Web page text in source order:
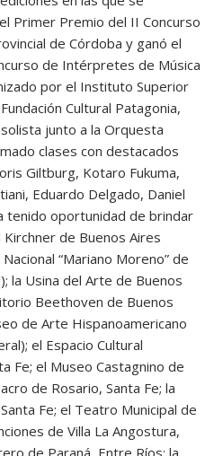
Primer Premio del II Concurso
de Córdoba y ganó el
de Intérpretes de Música
por el Instituto Superior
Cultural Patagonia,
junto a la Orquesta
clases con destacados
Giltburg, Kotaro Fukuma,
Eduardo Delgado, Daniel
tenido oportunidad de brindar
de Buenos Aires
“Mariano Moreno” de
la Usina del Arte de Buenos
Beethoven de Buenos
de Arte Hispanoamericano
el Espacio Cultural
Fe; el Museo Castagnino de
de Rosario, Santa Fe; la
Fe; el Teatro Municipal de
de Villa La Angostura,